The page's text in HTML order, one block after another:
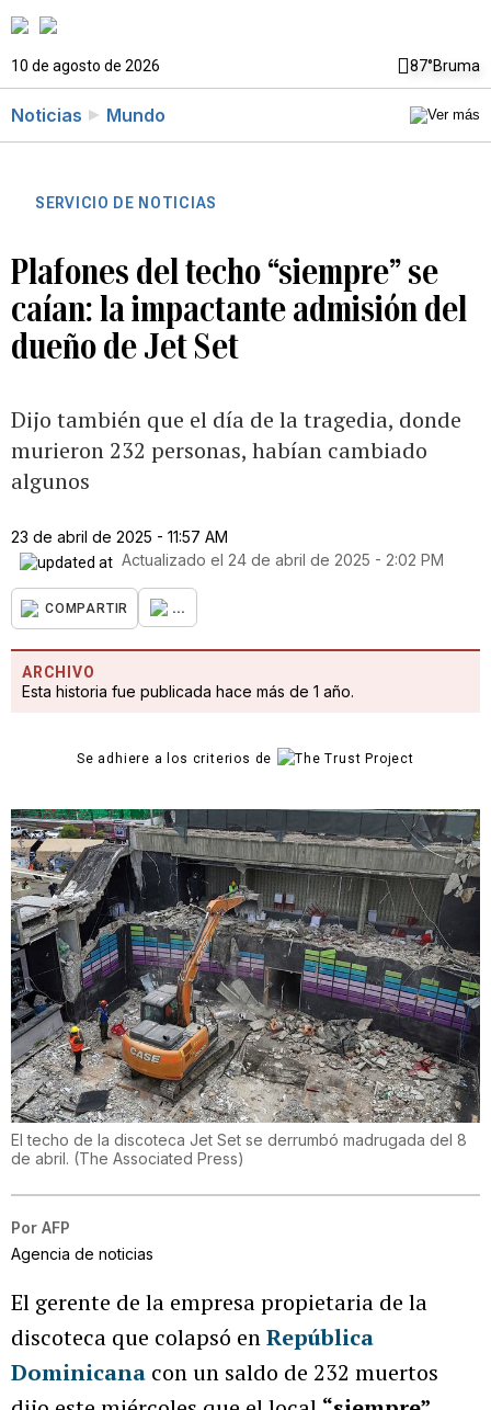
10 de agosto de 2026 87°Bruma
Noticias Mundo
SERVICIO DE NOTICIAS
Plafones del techo “siempre” se
caían: la impactante admisión del
dueño de Jet Set
Dijo también que el día de la tragedia, donde
murieron 232 personas, habían cambiado
algunos
23 de abril de 2025 - 11:57 AM
Actualizado el 24 de abril de 2025 - 2:02 PM
COMPARTIR ...
ARCHIVO
Esta historia fue publicada hace más de 1 año.
Se adhiere a los criterios de
El techo de la discoteca Jet Set se derrumbó madrugada del 8
de abril. (The Associated Press)
Por AFP
Agencia de noticias
El gerente de la empresa propietaria de la
discoteca que colapsó enRepública
Dominicana con un saldo de 232 muertos